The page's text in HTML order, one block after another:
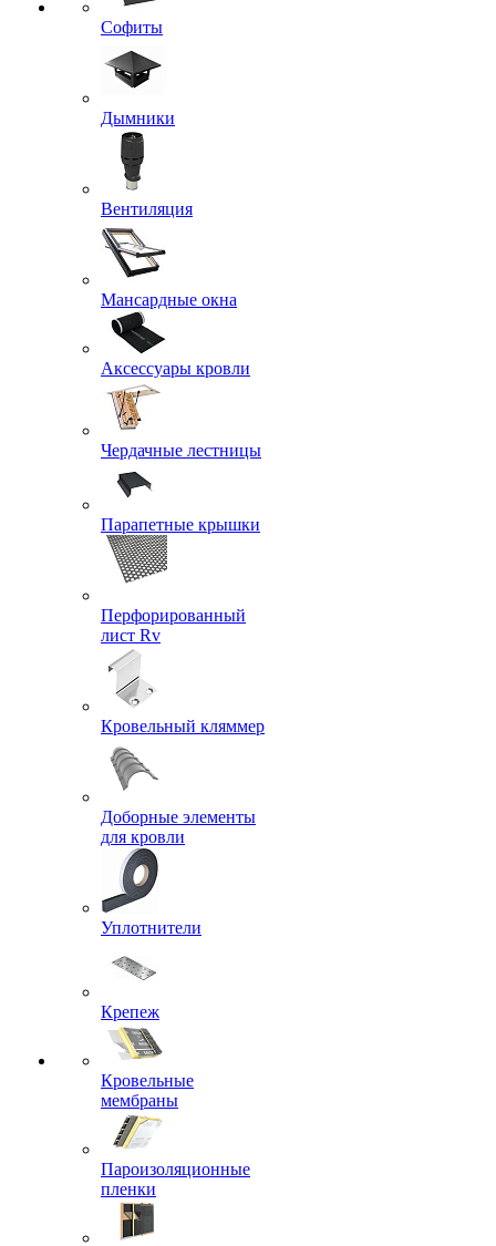
Софиты
Дымники
Вентиляция
Мансардные окна
Аксессуары кровли
Чердачные лестницы
Парапетные крышки
Перфорированный
лист Rv
Кровельный кляммер
Доборные элементы
для кровли
Уплотнители
Крепеж
Кровельные
мембраны
Пароизоляционные
пленки